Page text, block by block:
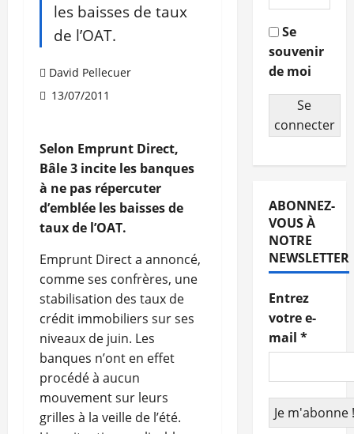
les baisses de taux
de l’OAT.
David Pellecuer
13/07/2011
Selon Emprunt Direct,
Bâle 3 incite les banques
à ne pas répercuter
d’emblée les baisses de
taux de l’OAT.
Emprunt Direct a annoncé,
comme ses confrères, une
stabilisation des taux de
crédit immobiliers sur ses
niveaux de juin. Les
banques n’ont en effet
procédé à aucun
mouvement sur leurs
grilles à la veille de l’été.
Se
souvenir
de moi
Se
connecter
ABONNEZ-
VOUS À
NOTRE
NEWSLETTER
Entrez
votre e-
mail *